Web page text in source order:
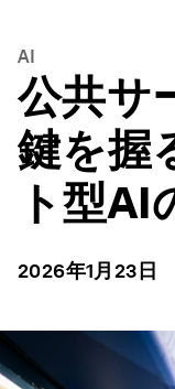
AI
公共サ
鍵を握
ト型AI
2026年1月23日